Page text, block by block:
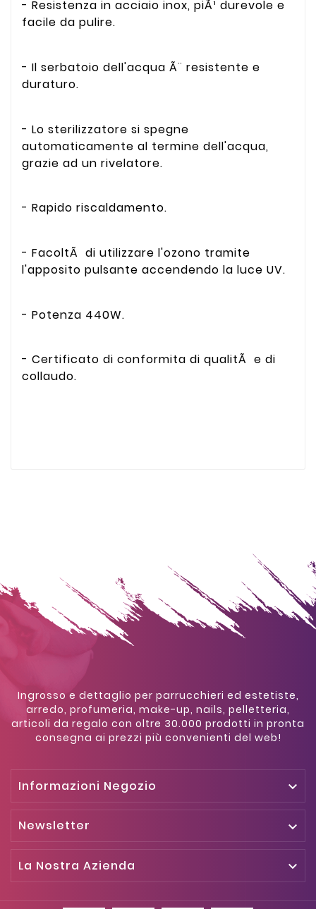
- Resistenza in acciaio inox, piÃ¹ durevole e
facile da pulire.
- Il serbatoio dell'acqua Ã¨ resistente e
duraturo.
- Lo sterilizzatore si spegne
automaticamente al termine dell'acqua,
grazie ad un rivelatore.
- Rapido riscaldamento.
- FacoltÃ di utilizzare l'ozono tramite
l'apposito pulsante accendendo la luce UV.
- Potenza 440W.
- Certificato di conformita di qualitÃ e di
collaudo.
Ingrosso e dettaglio per parrucchieri ed estetiste,
arredo, profumeria, make-up, nails, pelletteria,
articoli da regalo con oltre 30.000 prodotti in pronta
consegna ai prezzi più convenienti del web!
Informazioni Negozio 
Newsletter 
La Nostra Azienda 